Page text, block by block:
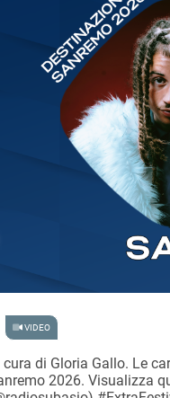
VIDEO
cura di Gloria Gallo. Le
2026. Visualizza
SUBASIO COLLECTION
ERIC CARMEN
All By Myself
SUBASIO PER UN'ORA
Subasio Per
Ogni canzone,